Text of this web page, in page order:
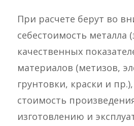
При расчете берут во
себестоимость металла
качественных
материалов (метизов,
грунтовки, краски и
стоимость
изготовлению и